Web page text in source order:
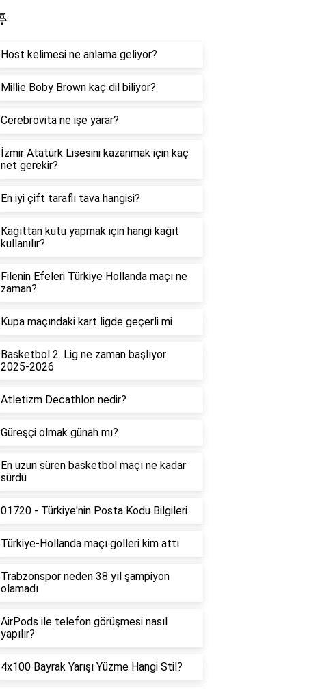
Host kelimesi ne anlama geliyor?
Millie Boby Brown kaç dil biliyor?
Cerebrovita ne işe yarar?
İzmir Atatürk Lisesini kazanmak için kaç
net gerekir?
En iyi çift taraflı tava hangisi?
Kağıttan kutu yapmak için hangi kağıt
kullanılır?
Filenin Efeleri Türkiye Hollanda maçı ne
zaman?
Kupa maçındaki kart ligde geçerli mi
Basketbol 2. Lig ne zaman başlıyor
2025-2026
Atletizm Decathlon nedir?
Güreşçi olmak günah mı?
En uzun süren basketbol maçı ne kadar
sürdü
01720 - Türkiye'nin Posta Kodu Bilgileri
Türkiye-Hollanda maçı golleri kim attı
Trabzonspor neden 38 yıl şampiyon
olamadı
AirPods ile telefon görüşmesi nasıl
yapılır?
4x100 Bayrak Yarışı Yüzme Hangi Stil?